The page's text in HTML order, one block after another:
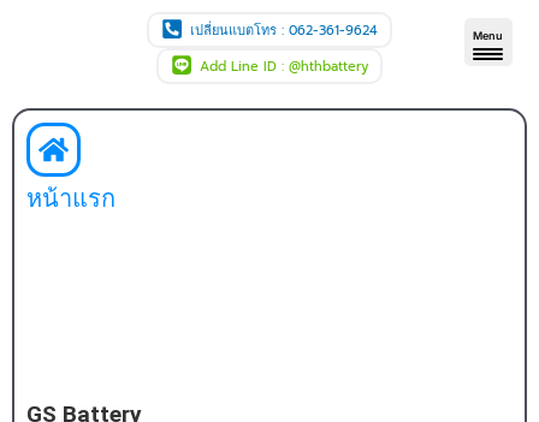
Menu
เปลี่ยนแบตโทร : 062-361-9624
Add Line ID : @hthbattery
หน้าแรก
GS Battery